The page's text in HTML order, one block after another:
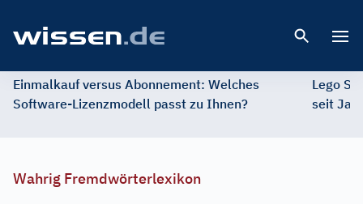
Einmalkauf versus Abonnement: Welches
Software-Lizenzmodell passt zu Ihnen?
Lego
seit
Wahrig Fremdwörterlexikon